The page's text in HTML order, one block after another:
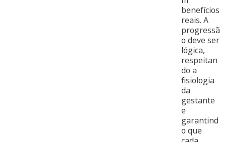
benefícios
reais. A
progressã
o deve ser
lógica,
respeitan
do a
fisiologia
da
gestante
e
garantind
o que